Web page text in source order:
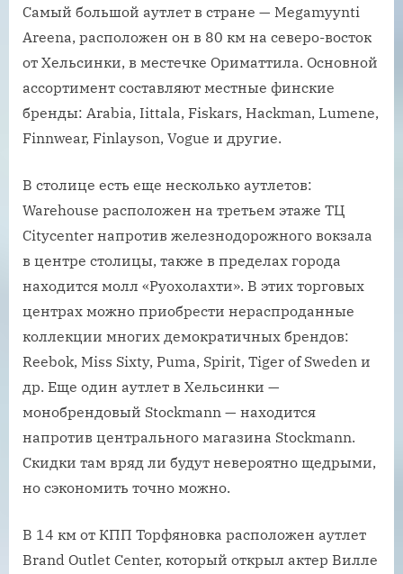
Самый большой аутлет в стране — Megamyynti
Areena, расположен он в 80 км на северо-восток
от Хельсинки, в местечке Ориматтила. Основной
ассортимент составляют местные финские
бренды: Arabia, Iittala, Fiskars, Hackman, Lumene,
Finnwear, Finlayson, Vogue и другие.
В столице есть еще несколько аутлетов:
Warehouse расположен на третьем этаже ТЦ
Citycenter напротив железнодорожного вокзала
в центре столицы, также в пределах города
находится молл «Руохолахти». В этих торговых
центрах можно приобрести нераспроданные
коллекции многих демократичных брендов:
Reebok, Miss Sixty, Puma, Spirit, Tiger of Sweden и
др. Еще один аутлет в Хельсинки —
монобрендовый Stockmann — находится
напротив центрального магазина Stockmann.
Скидки там вряд ли будут невероятно щедрыми,
но сэкономить точно можно.
В 14 км от КПП Торфяновка расположен аутлет
Brand Outlet Center, который открыл актер Вилле